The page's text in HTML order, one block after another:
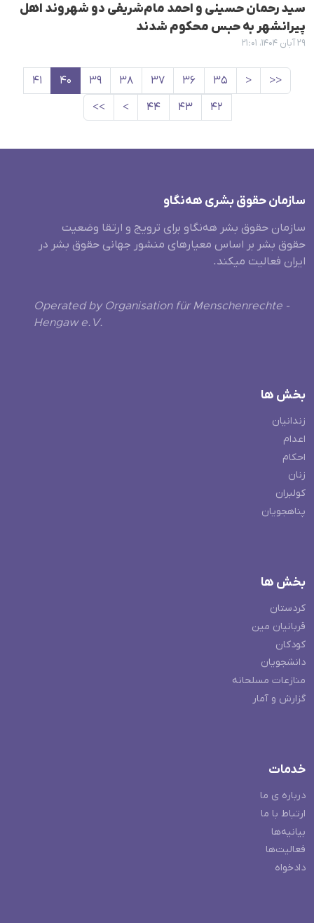
سید رحمان حسینی و احمد مام‌شریفی دو شهروند اهل
پیرانشهر به حبس محکوم شدند
۲۹ آبان ۱۴۰۴، ۲۱:۰۱
<<
< ۳۵ ۳۶ ۳۷ ۳۸ ۳۹ ۴۰
۴۱
۴۲
۴۳ ۴۴ >
>>
سازمان حقوق بشری هەنگاو
سازمان حقوق بشر هه‌نگاو برای ترویج و ارتقا وضعیت
حقوق بشر بر اساس معیارهای منشور جهانی حقوق بشر در
ایران فعالیت میکند.
Operated by Organisation für Menschenrechte -
Hengaw e.V.
بخش ها
زندانیان
اعدام
احکام
زنان
کولبران
پناهجویان
بخش ها
کردستان
قربانیان مین
کودکان
دانشجویان
منازعات مسلحانه
گزارش و آمار
خدمات
درباره ی ما
ارتباط با ما
بیانیه‌ها
فعالیت‌ها
دادخواه